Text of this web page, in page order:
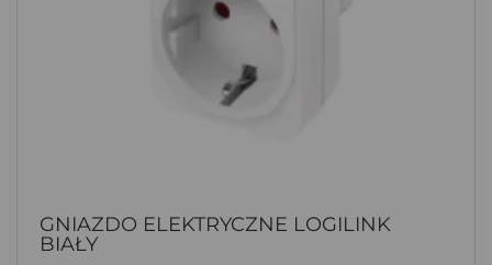
GNIAZDO ELEKTRYCZNE LOGILINK
BIAŁY